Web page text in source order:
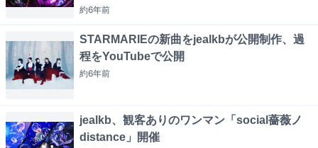
約6年前
STARMARIEの新曲をjealkbが公開制作、過
程をYouTubeで公開
約6年前
jealkb、観客ありのワンマン「social薔薇ノ
distance」開催